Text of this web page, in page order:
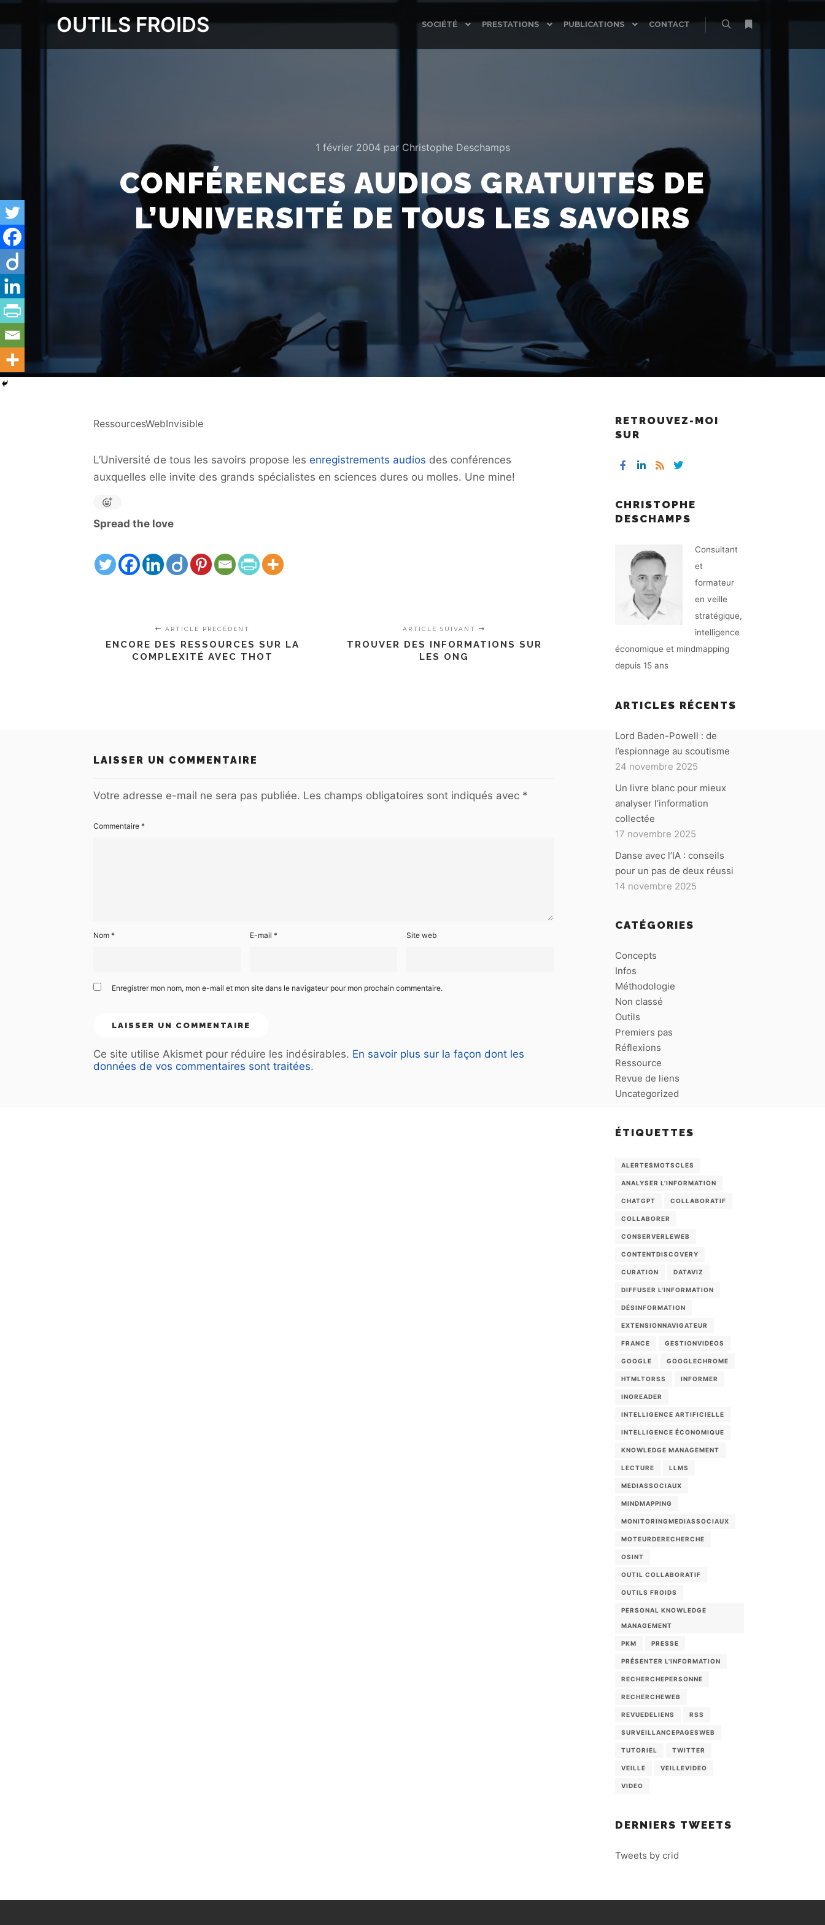
OUTILS FROIDS SOCIÉTÉ PRESTATIONS PUBLICATIONS
CONTACT
1 février 2004par Christophe Deschamps
CONFÉRENCES AUDIOS GRATUITES DE
L’UNIVERSITÉ DE TOUS LES SAVOIRS
RessourcesWebInvisible
L’Université de tous les savoirs propose les enregistrements audios des conférences
auxquelles elle invite des grands spécialistes en sciences dures ou molles. Une mine!
Spread the love
ARTICLE PRÉCÉDENT
ENCORE DES RESSOURCES SUR LA
COMPLEXITÉ AVEC THOT
ARTICLE SUIVANT
TROUVER DES INFORMATIONS SUR
LES ONG
LAISSER UN COMMENTAIRE
Votre adresse e-mail ne sera pas publiée. Les champs obligatoires sont indiqués avec *
Commentaire *
Nom * E-mail * Site web
Enregistrer mon nom, mon e-mail et mon site dans le navigateur pour mon prochain commentaire.
Ce site utilise Akismet pour réduire les indésirables. En savoir plus sur la façon dont les
données de vos commentaires sont traitées.
RETROUVEZ-MOI
SUR
CHRISTOPHE
DESCHAMPS
Consultant
et
formateur
en veille
stratégique,
intelligence
économique et mindmapping
depuis 15 ans
ARTICLES RÉCENTS
Lord Baden-Powell : de
l’espionnage au scoutisme
24 novembre 2025
Un livre blanc pour mieux
analyser l’information
collectée
17 novembre 2025
Danse avec l’IA : conseils
pour un pas de deux réussi
14 novembre 2025
CATÉGORIES
Concepts
Infos
Méthodologie
Non classé
Outils
Premiers pas
Réflexions
Ressource
Revue de liens
Uncategorized
ÉTIQUETTES
ALERTESMOTSCLES
ANALYSER L'INFORMATION
CHATGPT COLLABORATIF
COLLABORER
CONSERVERLEWEB
CONTENTDISCOVERY
CURATION DATAVIZ
DIFFUSER L'INFORMATION
DÉSINFORMATION
EXTENSIONNAVIGATEUR
FRANCE GESTIONVIDEOS
GOOGLE GOOGLECHROME
HTMLTORSS INFORMER
INOREADER
INTELLIGENCE ARTIFICIELLE
INTELLIGENCE ÉCONOMIQUE
KNOWLEDGE MANAGEMENT
LECTURE LLMS
MEDIASSOCIAUX
MINDMAPPING
MONITORINGMEDIASSOCIAUX
MOTEURDERECHERCHE
OSINT
OUTIL COLLABORATIF
OUTILS FROIDS
PERSONAL KNOWLEDGE
MANAGEMENT
PKM PRESSE
PRÉSENTER L'INFORMATION
RECHERCHEPERSONNE
RECHERCHEWEB
REVUEDELIENS RSS
SURVEILLANCEPAGESWEB
TUTORIEL TWITTER
VEILLE VEILLEVIDEO
VIDEO
DERNIERS TWEETS
Tweets by crid